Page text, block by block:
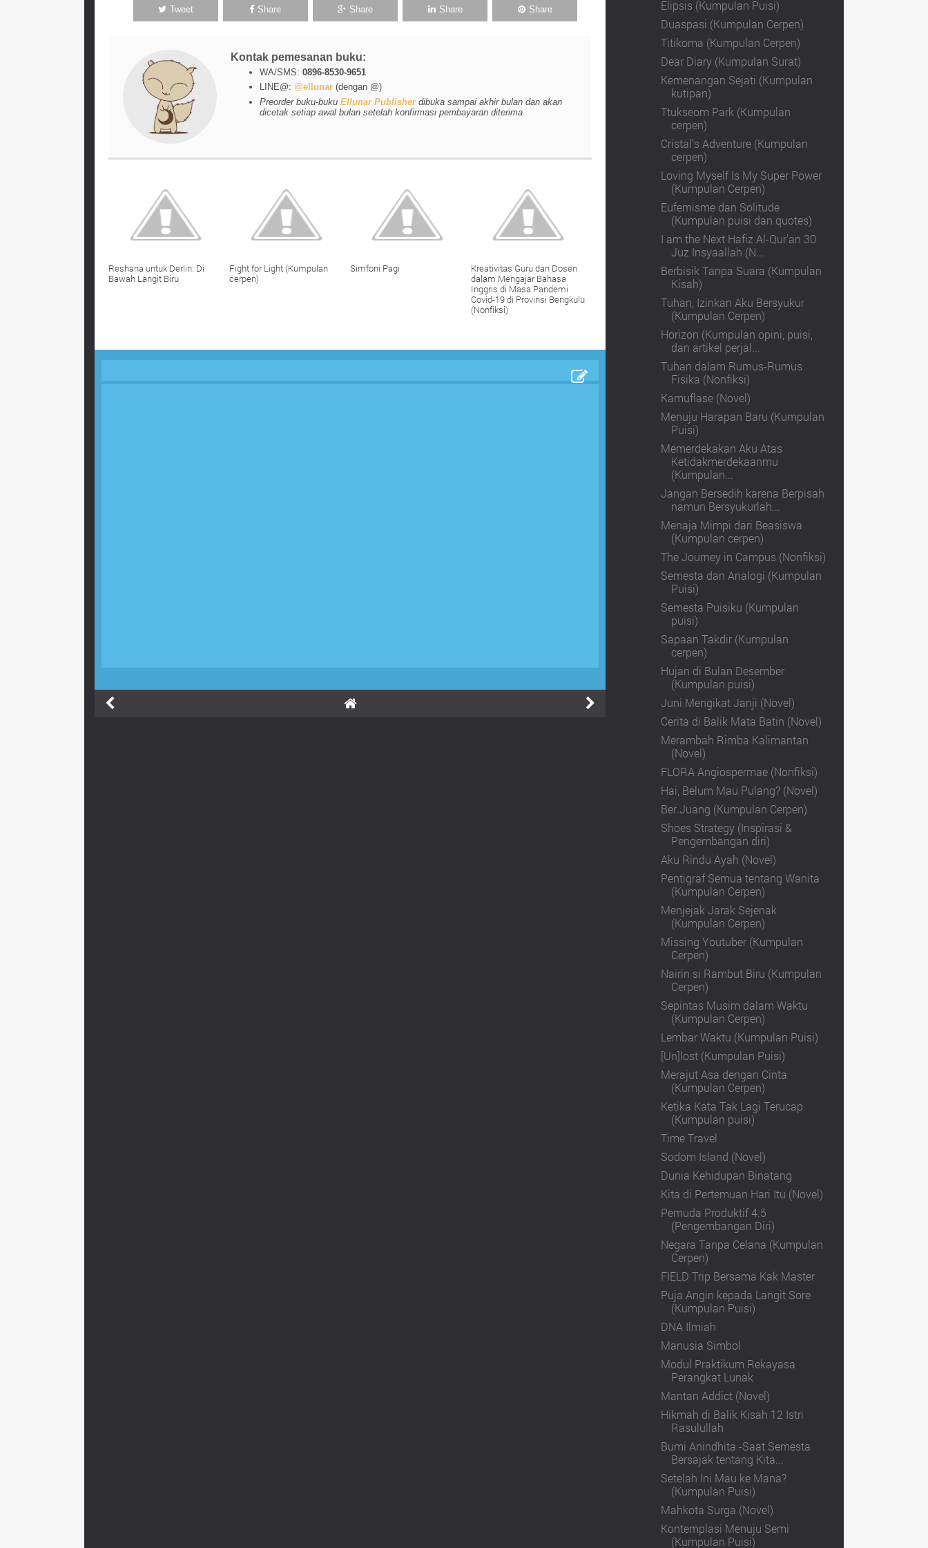
Tweet Share Share Share Share
Kontak pemesanan buku:
WA/SMS:0896-8530-9651
LINE@:@ellunar (dengan @)
Preorder buku-bukuEllunar Publisherdibuka sampai akhir bulan dan akan
dicetak setiap awal bulan setelah konfirmasi pembayaran diterima
Reshana untuk Derlin: Di
Bawah Langit Biru
Fight for Light (Kumpulan
cerpen)
Simfoni Pagi
Kreativitas Guru dan Dosen
dalam Mengajar Bahasa
Inggris di Masa Pandemi
Covid-19 di Provinsi Bengkulu
(Nonfiksi)
Elipsis (Kumpulan Puisi)
Duaspasi (Kumpulan Cerpen)
Titikoma (Kumpulan Cerpen)
Dear Diary (Kumpulan Surat)
Kemenangan Sejati (Kumpulan
kutipan)
Ttukseom Park (Kumpulan
cerpen)
Cristal’s Adventure (Kumpulan
cerpen)
Loving Myself Is My Super Power
(Kumpulan Cerpen)
Eufemisme dan Solitude
(Kumpulan puisi dan quotes)
I am the Next Hafiz Al-Qur’an 30
Juz Insyaallah (N...
Berbisik Tanpa Suara (Kumpulan
Kisah)
Tuhan, Izinkan Aku Bersyukur
(Kumpulan Cerpen)
Horizon (Kumpulan opini, puisi,
dan artikel perjal...
Tuhan dalam Rumus-Rumus
Fisika (Nonfiksi)
Kamuflase (Novel)
Menuju Harapan Baru (Kumpulan
Puisi)
Memerdekakan Aku Atas
Ketidakmerdekaanmu
(Kumpulan...
Jangan Bersedih karena Berpisah
namun Bersyukurlah...
Menaja Mimpi dari Beasiswa
(Kumpulan cerpen)
The Journey in Campus (Nonfiksi)
Semesta dan Analogi (Kumpulan
Puisi)
Semesta Puisiku (Kumpulan
puisi)
Sapaan Takdir (Kumpulan
cerpen)
Hujan di Bulan Desember
(Kumpulan puisi)
Juni Mengikat Janji (Novel)
Cerita di Balik Mata Batin (Novel)
Merambah Rimba Kalimantan
(Novel)
FLORA Angiospermae (Nonfiksi)
Hai, Belum Mau Pulang? (Novel)
Ber.Juang (Kumpulan Cerpen)
Shoes Strategy (Inspirasi &
Pengembangan diri)
Aku Rindu Ayah (Novel)
Pentigraf Semua tentang Wanita
(Kumpulan Cerpen)
Menjejak Jarak Sejenak
(Kumpulan Cerpen)
Missing Youtuber (Kumpulan
Cerpen)
Nairin si Rambut Biru (Kumpulan
Cerpen)
Sepintas Musim dalam Waktu
(Kumpulan Cerpen)
Lembar Waktu (Kumpulan Puisi)
[Un]lost (Kumpulan Puisi)
Merajut Asa dengan Cinta
(Kumpulan Cerpen)
Ketika Kata Tak Lagi Terucap
(Kumpulan puisi)
Time Travel
Sodom Island (Novel)
Dunia Kehidupan Binatang
Kita di Pertemuan Hari Itu (Novel)
Pemuda Produktif 4.5
(Pengembangan Diri)
Negara Tanpa Celana (Kumpulan
Cerpen)
FIELD Trip Bersama Kak Master
Puja Angin kepada Langit Sore
(Kumpulan Puisi)
DNA Ilmiah
Manusia Simbol
Modul Praktikum Rekayasa
Perangkat Lunak
Mantan Addict (Novel)
Hikmah di Balik Kisah 12 Istri
Rasulullah
Bumi Anindhita -Saat Semesta
Bersajak tentang Kita...
Setelah Ini Mau ke Mana?
(Kumpulan Puisi)
Mahkota Surga (Novel)
Kontemplasi Menuju Semi
(Kumpulan Puisi)